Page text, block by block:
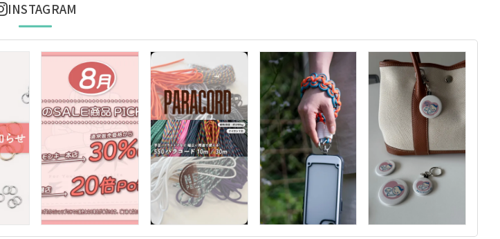
INSTAGRAM